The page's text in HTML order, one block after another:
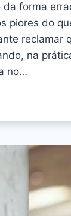
da forma
piores do
reclamar
na
no…